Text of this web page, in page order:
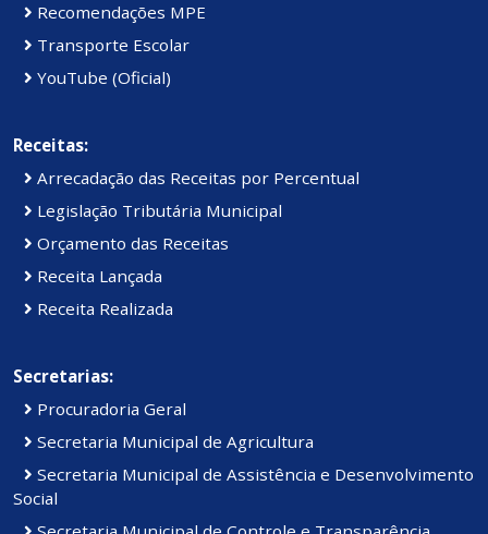
Recomendações MPE
Transporte Escolar
YouTube (Oficial)
Receitas:
Arrecadação das Receitas por Percentual
Legislação Tributária Municipal
Orçamento das Receitas
Receita Lançada
Receita Realizada
Secretarias:
Procuradoria Geral
Secretaria Municipal de Agricultura
Secretaria Municipal de Assistência e Desenvolvimento
Social